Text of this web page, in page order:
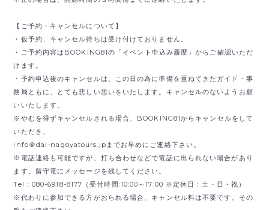
【ご予約・キャンセルについて】
・仮予約、キャンセル待ちは受け付けておりません。
・ご予約内容はBOOKING81の「イベント申込み履歴」からご確認いただ
けます。
・予約申込後のキャンセルは、この日の為に準備を重ねてきたガイド・事
務局ともに、とても悲しい思いをいたします。キャンセルのないようお願
いいたします。
※やむを得ずキャンセルされる場合、BOOKING81からキャンセルをして
いただき、
info＠dai-nagoyatours.jpまでお早めにご連絡下さい。
※電話連絡も可能ですが、打ち合わせなどで電話に出られない場合があり
ます。留守電にメッセージを残してください。
Tel：080-6918-8177（受付時間:10:00～17:00 ※定休日：土・日・祝）
※代わりに参加できる方がおられる場合、キャンセル料は不要です。その